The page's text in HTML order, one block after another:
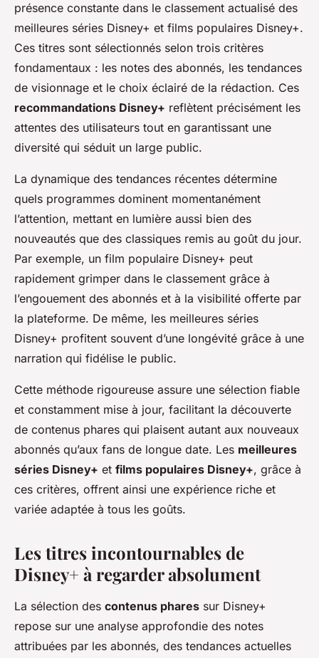
présence constante dans le classement actualisé des
meilleures séries Disney+ et films populaires Disney+.
Ces titres sont sélectionnés selon trois critères
fondamentaux : les notes des abonnés, les tendances
de visionnage et le choix éclairé de la rédaction. Ces
recommandations Disney+ reflètent précisément les
attentes des utilisateurs tout en garantissant une
diversité qui séduit un large public.
La dynamique des tendances récentes détermine
quels programmes dominent momentanément
l’attention, mettant en lumière aussi bien des
nouveautés que des classiques remis au goût du jour.
Par exemple, un film populaire Disney+ peut
rapidement grimper dans le classement grâce à
l’engouement des abonnés et à la visibilité offerte par
la plateforme. De même, les meilleures séries
Disney+ profitent souvent d’une longévité grâce à une
narration qui fidélise le public.
Cette méthode rigoureuse assure une sélection fiable
et constamment mise à jour, facilitant la découverte
de contenus phares qui plaisent autant aux nouveaux
abonnés qu’aux fans de longue date. Les meilleures
séries Disney+ et films populaires Disney+, grâce à
ces critères, offrent ainsi une expérience riche et
variée adaptée à tous les goûts.
Les titres incontournables de
Disney+ à regarder absolument
La sélection des contenus phares sur Disney+
repose sur une analyse approfondie des notes
attribuées par les abonnés, des tendances actuelles